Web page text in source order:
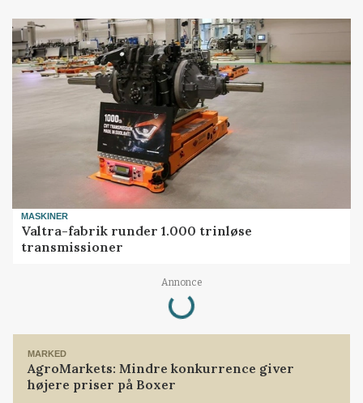
MASKINER
Valtra-fabrik runder 1.000 trinløse
transmissioner
Annonce
Loading...
MARKED
AgroMarkets: Mindre konkurrence giver
højere priser på Boxer